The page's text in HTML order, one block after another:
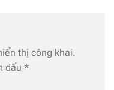
thị công khai.
dấu *